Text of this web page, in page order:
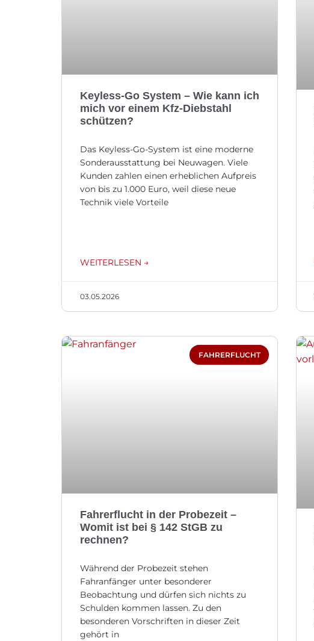
Keyless-Go System – Wie kann ich
mich vor einem Kfz-Diebstahl
schützen?
Das Keyless-Go-System ist eine moderne
Sonderausstattung bei Neuwagen. Viele
Kunden zahlen einen erheblichen Aufpreis
von bis zu 1.000 Euro, weil diese neue
Technik viele Vorteile
WEITERLESEN →
03.05.2026
FAHRERFLUCHT
Fahrerflucht in der Probezeit –
Womit ist bei § 142 StGB zu
rechnen?
Während der Probezeit stehen
Fahranfänger unter besonderer
Beobachtung und dürfen sich nichts zu
Schulden kommen lassen. Zu den
besonderen Vorschriften in dieser Zeit
gehört in